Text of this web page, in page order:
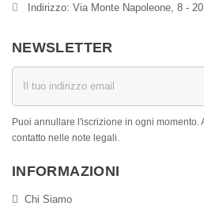
Indirizzo: Via Monte Napoleone, 8 -
NEWSLETTER
Puoi annullare l'iscrizione in ogni momento.
contatto nelle note legali.
INFORMAZIONI
Chi Siamo